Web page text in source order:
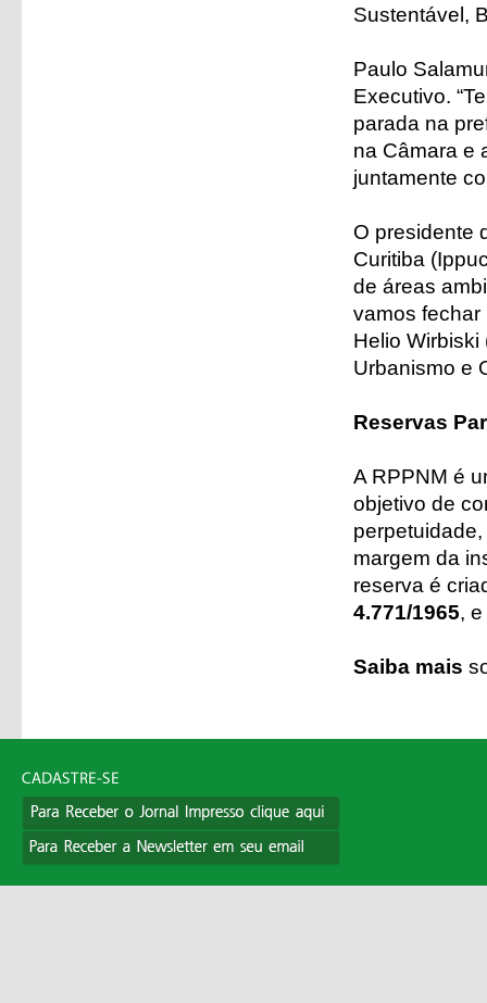
Sustentável,
Paulo
Executivo.
parada na
na Câmara e
juntamente
O presidente
Curitiba
de áreas
vamos fechar
Helio
Urbanismo e
Reservas
A RPPNM é
objetivo de
margem da
reserva é
4.771/1965,
Saiba mais